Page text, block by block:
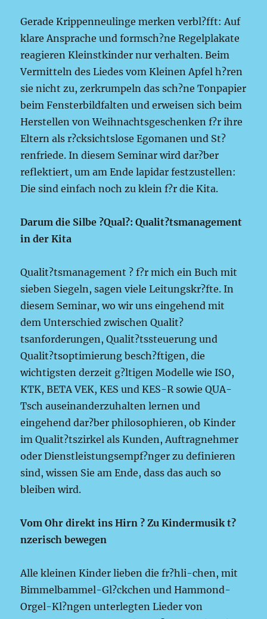
Gerade Krippenneulinge merken verbl?fft: Auf
klare Ansprache und formsch?ne Regelplakate
reagieren Kleinstkinder nur verhalten. Beim
Vermitteln des Liedes vom Kleinen Apfel h?ren
sie nicht zu, zerkrumpeln das sch?ne Tonpapier
beim Fensterbildfalten und erweisen sich beim
Herstellen von Weihnachtsgeschenken f?r ihre
Eltern als r?cksichtslose Egomanen und St?
renfriede. In diesem Seminar wird dar?ber
reflektiert, um am Ende lapidar festzustellen:
Die sind einfach noch zu klein f?r die Kita.
Darum die Silbe ?Qual?: Qualit?tsmanagement
in der Kita
Qualit?tsmanagement ? f?r mich ein Buch mit
sieben Siegeln, sagen viele Leitungskr?fte. In
diesem Seminar, wo wir uns eingehend mit
dem Unterschied zwischen Qualit?
tsanforderungen, Qualit?tssteuerung und
Qualit?tsoptimierung besch?ftigen, die
wichtigsten derzeit g?ltigen Modelle wie ISO,
KTK, BETA VEK, KES und KES-R sowie QUA-
Tsch auseinanderzuhalten lernen und
eingehend dar?ber philosophieren, ob Kinder
im Qualit?tszirkel als Kunden, Auftragnehmer
oder Dienstleistungsempf?nger zu definieren
sind, wissen Sie am Ende, dass das auch so
bleiben wird.
Vom Ohr direkt ins Hirn ? Zu Kindermusik t?
nzerisch bewegen
Alle kleinen Kinder lieben die fr?hli-chen, mit
Bimmelbammel-Gl?ckchen und Hammond-
Orgel-Kl?ngen unterlegten Lieder von